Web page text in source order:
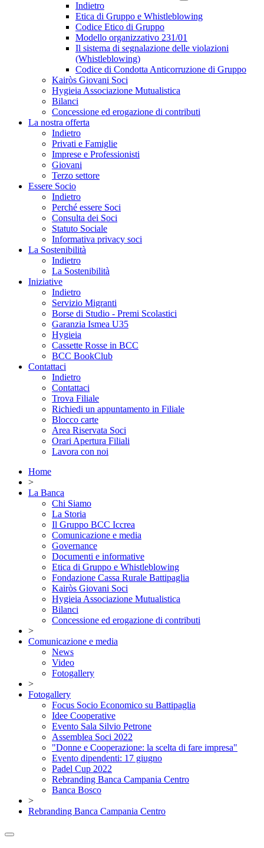
Indietro
Etica di Gruppo e Whistleblowing
Codice Etico di Gruppo
Modello organizzativo 231/01
Il sistema di segnalazione delle violazioni
(Whistleblowing)
Codice di Condotta Anticorruzione di Gruppo
Kairòs Giovani Soci
Hygieia Associazione Mutualistica
Bilanci
Concessione ed erogazione di contributi
La nostra offerta
Indietro
Privati e Famiglie
Imprese e Professionisti
Giovani
Terzo settore
Essere Socio
Indietro
Perché essere Soci
Consulta dei Soci
Statuto Sociale
Informativa privacy soci
La Sostenibilità
Indietro
La Sostenibilità
Iniziative
Indietro
Servizio Migranti
Borse di Studio - Premi Scolastici
Garanzia Ismea U35
Hygieia
Cassette Rosse in BCC
BCC BookClub
Contattaci
Indietro
Contattaci
Trova Filiale
Richiedi un appuntamento in Filiale
Blocco carte
Area Riservata Soci
Orari Apertura Filiali
Lavora con noi
Home
>
La Banca
Chi Siamo
La Storia
Il Gruppo BCC Iccrea
Comunicazione e media
Governance
Documenti e informative
Etica di Gruppo e Whistleblowing
Fondazione Cassa Rurale Battipaglia
Kairòs Giovani Soci
Hygieia Associazione Mutualistica
Bilanci
Concessione ed erogazione di contributi
>
Comunicazione e media
News
Video
Fotogallery
>
Fotogallery
Focus Socio Economico su Battipaglia
Idee Cooperative
Evento Sala Silvio Petrone
Assemblea Soci 2022
"Donne e Cooperazione: la scelta di fare impresa"
Evento dipendenti: 17 giugno
Padel Cup 2022
Rebranding Banca Campania Centro
Banca Bosco
>
Rebranding Banca Campania Centro